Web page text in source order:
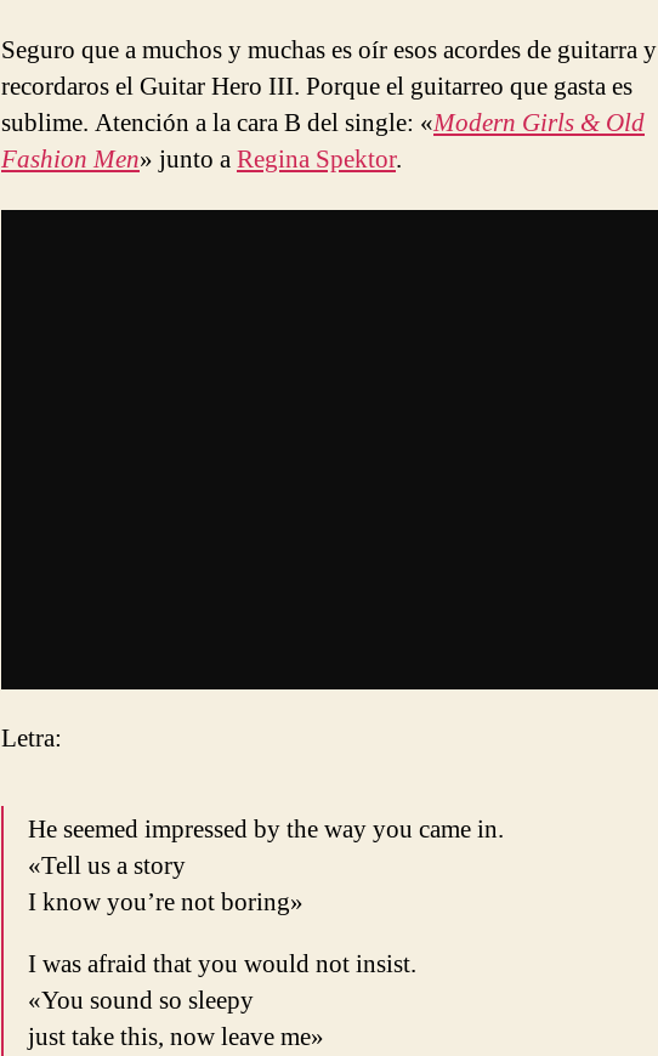
Seguro que a muchos y muchas es oír esos acordes de guitarra y
recordaros el Guitar Hero III. Porque el guitarreo que gasta es
sublime. Atención a la cara B del single: «Modern Girls & Old
Fashion Men» junto aRegina Spektor.
Letra:
He seemed impressed by the way you came in.
«Tell us a story
I know you’re not boring»
I was afraid that you would not insist.
«You sound so sleepy
just take this, now leave me»